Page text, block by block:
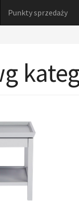
Punkty sprzedaży